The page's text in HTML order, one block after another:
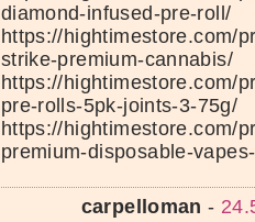
diamond-infused-pre-roll/
https://hightimestore.com/
strike-premium-cannabis/
https://hightimestore.com/
pre-rolls-5pk-joints-3-75g/
https://hightimestore.com/
premium-disposable-
carpelloman -